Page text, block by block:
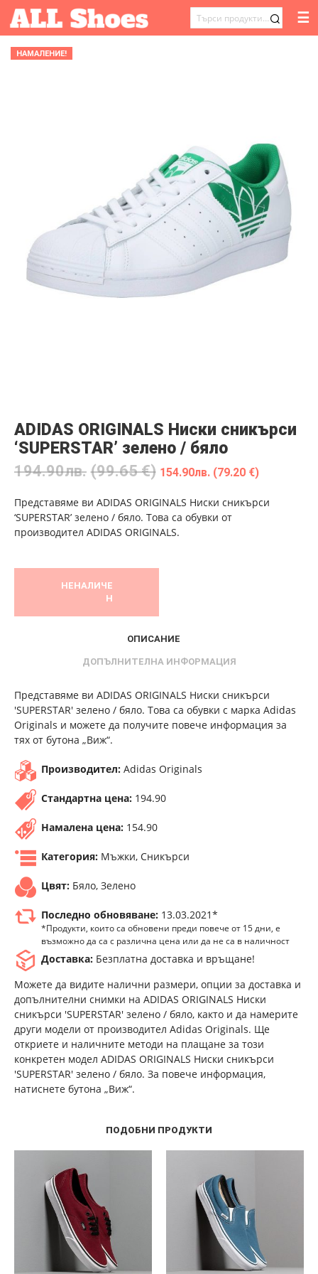
ТЪРСЕНЕ
☰
НАМАЛЕНИЕ!
ADIDAS ORIGINALS Ниски сникърси
‘SUPERSTAR’ зелено / бяло
194.90лв. (99.65 €) 154.90лв. (79.20 €)
Представяме ви ADIDAS ORIGINALS Ниски сникърси
‘SUPERSTAR’ зелено / бяло. Това са обувки от
производител ADIDAS ORIGINALS.
НЕНАЛИЧЕ
Н
ОПИСАНИЕ
ДОПЪЛНИТЕЛНА ИНФОРМАЦИЯ
Представяме ви ADIDAS ORIGINALS Ниски сникърси
'SUPERSTAR' зелено / бяло. Това са обувки с марка Adidas
Originals и можете да получите повече информация за
тях от бутона „Виж“.
Производител: Adidas Originals
Стандартна цена: 194.90
Намалена цена: 154.90
Категория: Мъжки, Сникърси
Цвят: Бяло, Зелено
Последно обновяване: 13.03.2021*
*Продукти, които са обновени преди повече от 15 дни, е
възможно да са с различна цена или да не са в наличност
Доставка: Безплатна доставка и връщане!
Можете да видите налични размери, опции за доставка и
допълнителни снимки на ADIDAS ORIGINALS Ниски
сникърси 'SUPERSTAR' зелено / бяло, както и да намерите
други модели от производител Adidas Originals. Ще
откриете и наличните методи на плащане за този
конкретен модел ADIDAS ORIGINALS Ниски сникърси
'SUPERSTAR' зелено / бяло. За повече информация,
натиснете бутона „Виж“.
ПОДОБНИ ПРОДУКТИ